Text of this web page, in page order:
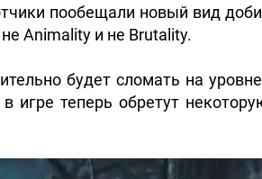
пообещали новый вид
Animality и не Brutality.
будет сломать на
игре теперь обретут